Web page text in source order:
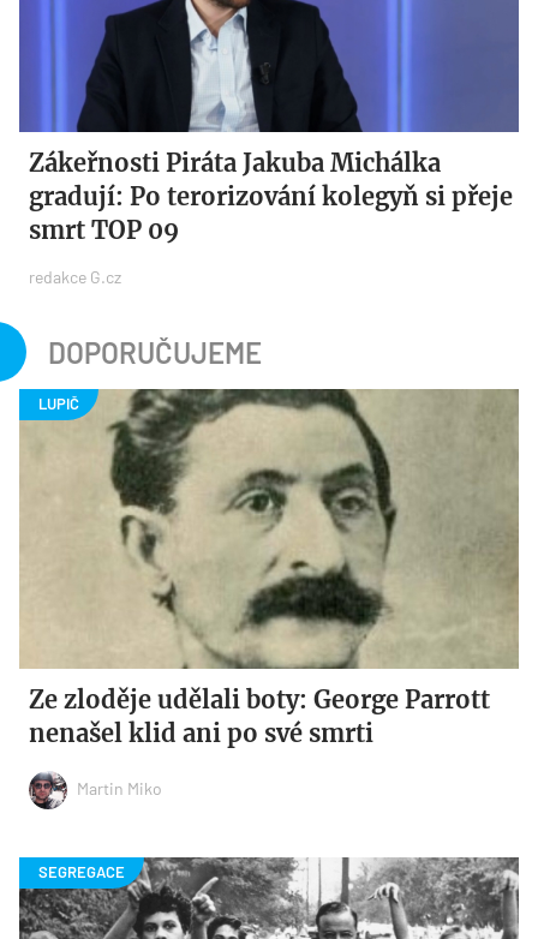
Zákeřnosti Piráta Jakuba Michálka
gradují: Po terorizování kolegyň si přeje
smrt TOP 09
redakce G.cz
DOPORUČUJEME
Ze zloděje udělali boty: George Parrott
nenašel klid ani po své smrti
Martin Miko